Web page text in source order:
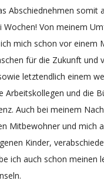
Abschiednehmen somit
Wochen! Von meinem
mich schon vor einem
für die Zukunft und
letztendlich einem
Arbeitskollegen und die
Auch bei meinem
Mitbewohner und mich
Kinder,
ich auch schon meinen